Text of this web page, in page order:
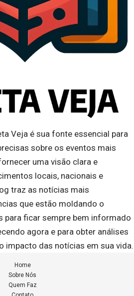
Veja é sua fonte essencial para
sobre os eventos mais
uma visão clara e
locais, nacionais e
traz as notícias mais
que estão moldando o
para ficar sempre bem informado
agora e para obter análises
impacto das notícias em sua vida.
Home
Sobre Nós
Quem Faz